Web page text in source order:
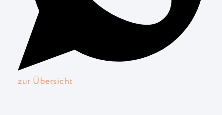
zur Übersicht